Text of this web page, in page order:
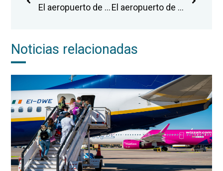
El aeropuerto de Castellón adjudica el servicio de cafetería de la terminal de pasajeros para su apertura al público el 1 de junio El aeropuerto de Castellón logra en julio su mejor registro mensual y supera por primera vez los 40.000 pasajeros en un mes
Noticias relacionadas